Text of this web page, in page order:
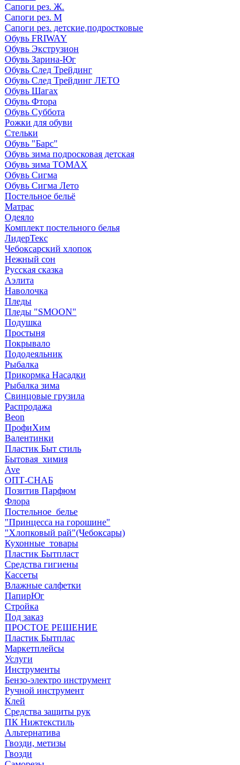
Сапоги рез. Ж.
Сапоги рез. М
Сапоги рез. детские,подростковые
Обувь FRIWAY
Обувь Экструзион
Обувь Зарина-Юг
Обувь След Трейдинг
Обувь След Трейдинг ЛЕТО
Обувь Шагах
Обувь Фтора
Обувь Суббота
Рожки для обуви
Стельки
Обувь "Барс"
Обувь зима подросковая детская
Обувь зима ТОМАХ
Обувь Сигма
Обувь Сигма Лето
Постельное бельё
Матрас
Одеяло
Комплект постельного белья
ЛидерТекс
Чебоксарский хлопок
Нежный сон
Русская сказка
Аэлита
Наволочка
Пледы
Пледы "SMOON"
Подушка
Простыня
Покрывало
Пододеяльник
Рыбалка
Прикормка Насадки
Рыбалка зима
Свинцовые грузила
Распродажа
Beon
ПрофиХим
Валентинки
Пластик Быт стиль
Бытовая_химия
Ave
ОПТ-СНАБ
Позитив Парфюм
Флора
Постельное_белье
"Принцесса на горошине"
"Хлопковый рай"(Чебоксары)
Кухонные_товары
Пластик Бытпласт
Средства гигиены
Кассеты
Влажные салфетки
ПапирЮг
Стройка
Под заказ
ПРОСТОЕ РЕШЕНИЕ
Пластик Бытплас
Маркетплейсы
Услуги
Инструменты
Бензо-электро инструмент
Ручной инструмент
Клей
Средства защиты рук
ПК Нижтекстиль
Альтернатива
Гвозди, метизы
Гвозди